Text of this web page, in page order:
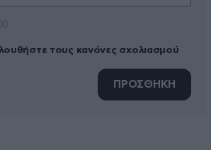
τους κανόνες σχολιασμού
ΠΡΟΣΘΗΚΗ